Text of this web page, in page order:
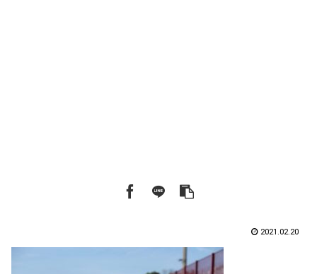
2021.02.20